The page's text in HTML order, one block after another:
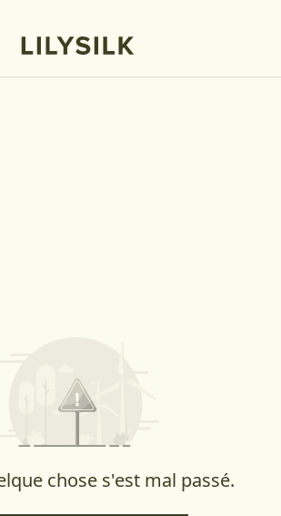
chose s'est mal passé.